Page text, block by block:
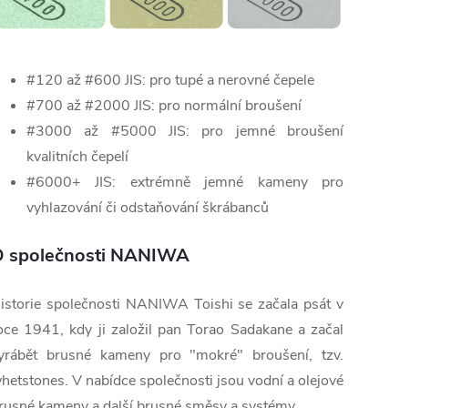
#120 až #600 JIS: pro tupé a nerovné čepele
#700 až #2000 JIS: pro normální broušení
#3000 až #5000 JIS: pro jemné broušení
kvalitních čepelí
#6000+ JIS: extrémně jemné kameny pro
vyhlazování či odstaňování škrábanců
společnosti NANIWA
společnosti NANIWA Toishi se začala psát v
1941, kdy ji založil pan Torao Sadakane a začal
brusné kameny pro "mokré" broušení, tzv.
V nabídce společnosti jsou vodní a olejové